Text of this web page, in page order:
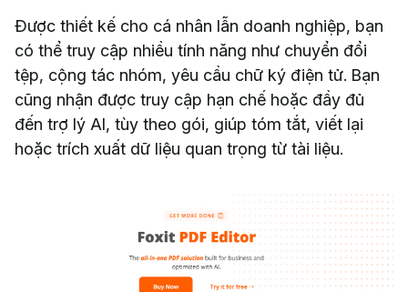
Được thiết kế cho cá nhân lẫn doanh nghiệp, bạn
có thể truy cập nhiều tính năng như chuyển đổi
tệp, cộng tác nhóm, yêu cầu chữ ký điện tử. Bạn
cũng nhận được truy cập hạn chế hoặc đầy đủ
đến trợ lý AI, tùy theo gói, giúp tóm tắt, viết lại
hoặc trích xuất dữ liệu quan trọng từ tài liệu.